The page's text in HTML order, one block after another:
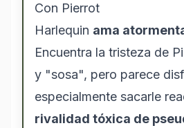
Con Pierrot
Harlequin ama
Encuentra la tristeza de
y "sosa", pero parece
especialmente sacarle
rivalidad tóxica de